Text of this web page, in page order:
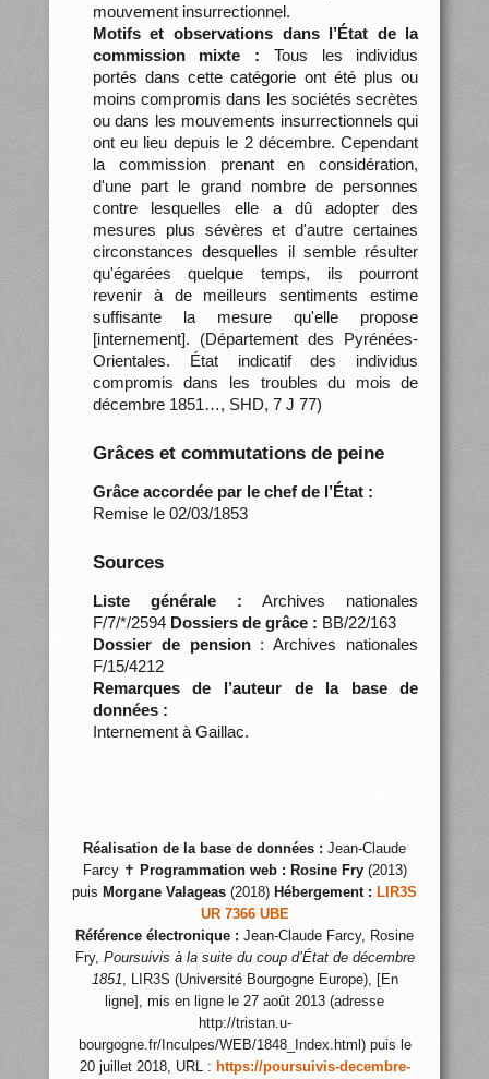
mouvement insurrectionnel.
Motifs et observations dans l’État de la
commission mixte : Tous les individus
portés dans cette catégorie ont été plus ou
moins compromis dans les sociétés secrètes
ou dans les mouvements insurrectionnels qui
ont eu lieu depuis le 2 décembre. Cependant
la commission prenant en considération,
d'une part le grand nombre de personnes
contre lesquelles elle a dû adopter des
mesures plus sévères et d'autre certaines
circonstances desquelles il semble résulter
qu'égarées quelque temps, ils pourront
revenir à de meilleurs sentiments estime
suffisante la mesure qu'elle propose
[internement]. (Département des Pyrénées-
Orientales. État indicatif des individus
compromis dans les troubles du mois de
décembre 1851…, SHD, 7 J 77)
Grâces et commutations de peine
Grâce accordée par le chef de l’État :
Remise le 02/03/1853
Sources
Liste générale : Archives nationales
F/7/*/2594 Dossiers de grâce : BB/22/163
Dossier de pension: Archives nationales
F/15/4212
Remarques de l’auteur de la base de
données :
Internement à Gaillac.
Réalisation de la base de données : Jean-Claude
Farcy ✝ Programmation web : Rosine Fry(2013)
puis Morgane Valageas (2018) Hébergement : LIR3S
UR 7366 UBE
Référence électronique : Jean-Claude Farcy, Rosine
Fry, Poursuivis à la suite du coup d’État de décembre
1851, LIR3S (Université Bourgogne Europe), [En
ligne], mis en ligne le 27 août 2013 (adresse
http://tristan.u-
bourgogne.fr/Inculpes/WEB/1848_Index.html) puis le
20 juillet 2018, URL : https://poursuivis-decembre-